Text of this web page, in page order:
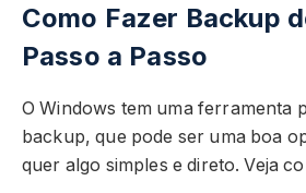
Como Fazer Backup
Passo a Passo
O Windows tem uma ferramenta
backup, que pode ser uma boa
quer algo simples e direto. Veja